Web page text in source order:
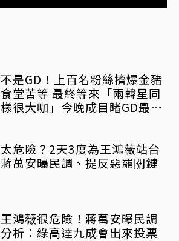
不是GD！上百名粉絲擠爆金豬
食堂苦等 最終等來「兩韓星同
樣很大咖」今晚成目睹GD最後
太危險？2天3度為王鴻薇站台
蔣萬安曝民調、提反惡罷關鍵
王鴻薇很危險！蔣萬安曝民調
分析：綠高達九成會出來投票